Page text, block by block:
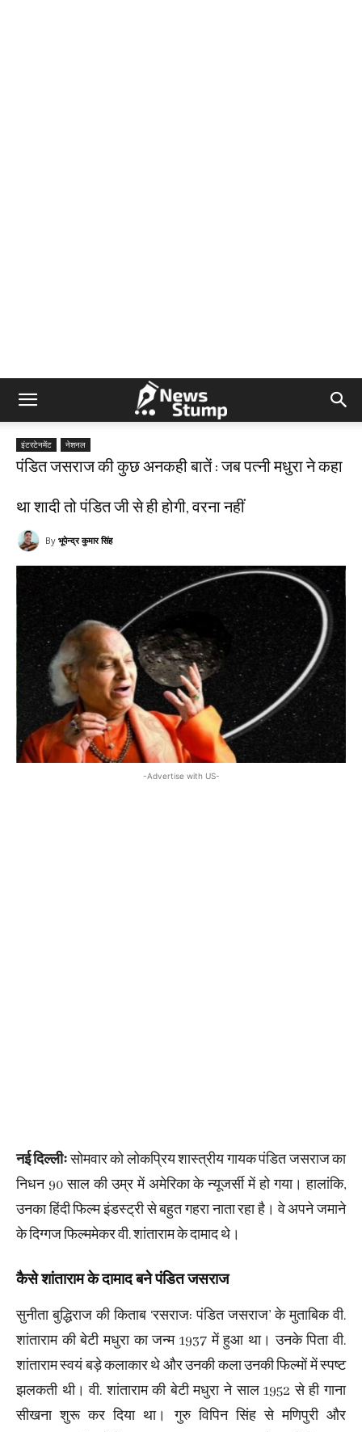
इंटरटेनमेंट नेशनल
पंडित जसराज की कुछ अनकही बातें : जब पत्नी मधुरा ने कहा
था शादी तो पंडित जी से ही होगी, वरना नहीं
By भूपेन्द्र कुमार सिंह
-Advertise with US-
नई दिल्लीःसोमवार को लोकप्रिय शास्त्रीय गायक पंडित जसराज का
निधन 90 साल की उम्र में अमेरिका के न्यूजर्सी में हो गया। हालांकि,
उनका हिंदी फिल्म इंडस्ट्री से बहुत गहरा नाता रहा है। वे अपने जमाने
के दिग्गज फिल्ममेकर वी. शांताराम के दामाद थे।
कैसे शांताराम के दामाद बने पंडित जसराज
सुनीता बुद्धिराज की किताब ‘रसराज: पंडित जसराज’ के मुताबिक वी.
शांताराम की बेटी मधुरा का जन्म 1937 में हुआ था। उनके पिता वी.
शांताराम स्वयं बड़े कलाकार थे और उनकी कला उनकी फिल्मों में स्पष्ट
झलकती थी। वी. शांताराम की बेटी मधुरा ने साल 1952 से ही गाना
सीखना शुरू कर दिया था। गुरु विपिन सिंह से मणिपुरी और